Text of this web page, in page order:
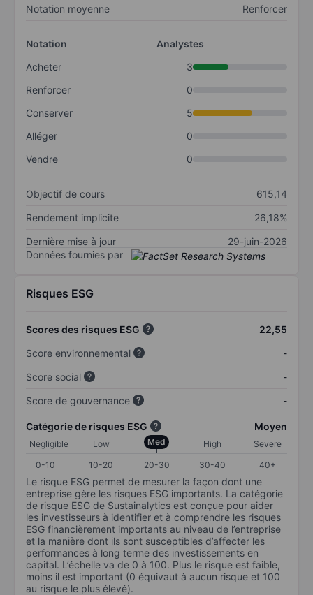
Notation moyenne Renforcer
Notation
Analystes
Acheter
3
Renforcer
0
Conserver
5
Alléger
0
Vendre
0
Objectif de cours
615,14
Rendement implicite
26,18%
Dernière mise à jour
29-juin-2026
Données fournies par
Risques ESG
Scores des risques ESG
22,55
Score environnemental
-
Score social
-
Score de gouvernance
-
Catégorie de risques ESG Moyen
Negligible Low Med High
Severe
0-10
10-20 20-30 30-40 40+
Le risque ESG permet de mesurer la façon dont une
entreprise gère les risques ESG importants. La catégorie
de risque ESG de Sustainalytics est conçue pour aider
les investisseurs à identifier et à comprendre les risques
ESG financièrement importants au niveau de l’entreprise
et la manière dont ils sont susceptibles d’affecter les
performances à long terme des investissements en
capital. L’échelle va de 0 à 100. Plus le risque est faible,
moins il est important (0 équivaut à aucun risque et 100
au risque le plus élevé).